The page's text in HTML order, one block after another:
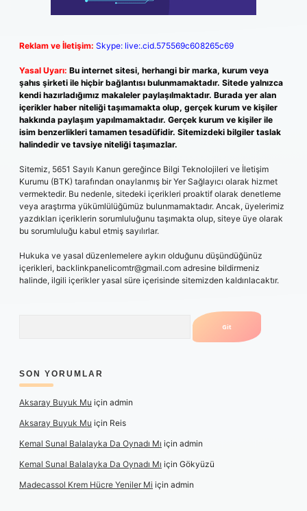
Reklam ve İletişim: Skype: live:.cid.575569c608265c69
Yasal Uyarı: Bu internet sitesi, herhangi bir marka, kurum veya
şahıs şirketi ile hiçbir bağlantısı bulunmamaktadır. Sitede yalnızca
kendi hazırladığımız makaleler paylaşılmaktadır. Burada yer alan
içerikler haber niteliği taşımamakta olup, gerçek kurum ve kişiler
hakkında paylaşım yapılmamaktadır. Gerçek kurum ve kişiler ile
isim benzerlikleri tamamen tesadüfidir. Sitemizdeki bilgiler taslak
halindedir ve tavsiye niteliği taşımazlar.
Sitemiz, 5651 Sayılı Kanun gereğince Bilgi Teknolojileri ve İletişim
Kurumu (BTK) tarafından onaylanmış bir Yer Sağlayıcı olarak hizmet
vermektedir. Bu nedenle, sitedeki içerikleri proaktif olarak denetleme
veya araştırma yükümlülüğümüz bulunmamaktadır. Ancak, üyelerimiz
yazdıkları içeriklerin sorumluluğunu taşımakta olup, siteye üye olarak
bu sorumluluğu kabul etmiş sayılırlar.
Hukuka ve yasal düzenlemelere aykırı olduğunu düşündüğünüz
içerikleri, backlinkpanelicomtr@gmail.com adresine bildirmeniz
halinde, ilgili içerikler yasal süre içerisinde sitemizden kaldırılacaktır.
SON YORUMLAR
Aksaray Buyuk Mu için admin
Aksaray Buyuk Mu için Reis
Kemal Sunal Balalayka Da Oynadı Mı için admin
Kemal Sunal Balalayka Da Oynadı Mı için Gökyüzü
Madecassol Krem Hücre Yeniler Mi için admin